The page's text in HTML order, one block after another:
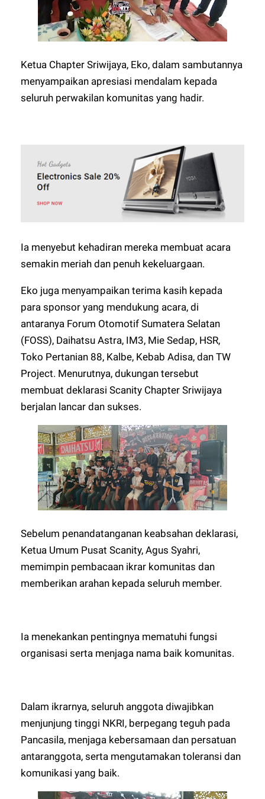
Ketua Chapter Sriwijaya, Eko, dalam sambutannya
menyampaikan apresiasi mendalam kepada
seluruh perwakilan komunitas yang hadir.
Ia menyebut kehadiran mereka membuat acara
semakin meriah dan penuh kekeluargaan.
Eko juga menyampaikan terima kasih kepada
para sponsor yang mendukung acara, di
antaranya Forum Otomotif Sumatera Selatan
(FOSS), Daihatsu Astra, IM3, Mie Sedap, HSR,
Toko Pertanian 88, Kalbe, Kebab Adisa, dan TW
Project. Menurutnya, dukungan tersebut
membuat deklarasi Scanity Chapter Sriwijaya
berjalan lancar dan sukses.
Sebelum penandatanganan keabsahan deklarasi,
Ketua Umum Pusat Scanity, Agus Syahri,
memimpin pembacaan ikrar komunitas dan
memberikan arahan kepada seluruh member.
Ia menekankan pentingnya mematuhi fungsi
organisasi serta menjaga nama baik komunitas.
Dalam ikrarnya, seluruh anggota diwajibkan
menjunjung tinggi NKRI, berpegang teguh pada
Pancasila, menjaga kebersamaan dan persatuan
antaranggota, serta mengutamakan toleransi dan
komunikasi yang baik.